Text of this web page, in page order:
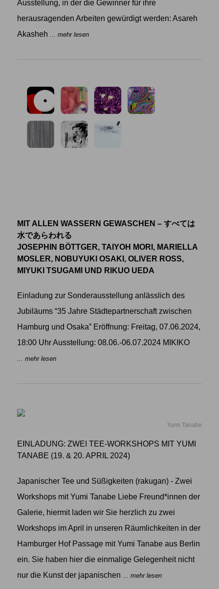
Ausstellung, in der die Gewinner für ihre
herausragenden Arbeiten gewürdigt werden: Asareh
Akasheh ... mehr lesen
MIT ALLEN WASSERN GEWASCHEN – すべては
水であらわれる
JOSEPHIN BÖTTGER, TAIYOH MORI, MARIELLA
MOSLER, NOBUYUKI OSAKI, OLIVER ROSS,
MIYUKI TSUGAMI UND RIKUO UEDA
Einladung zur Sonderausstellung anlässlich des
Jubiläums “35 Jahre Städtepartnerschaft zwischen
Hamburg und Osaka” Eröffnung: Freitag, 07.06.2024,
18:00 Uhr Ausstellung: 08.06.-06.07.2024 MIKIKO
... mehr lesen
Yumi Tanabe
EINLADUNG: ZWEI TEE-WORKSHOPS MIT YUMI
TANABE (19. & 20. APRIL 2024)
Japanischer Tee und Süßigkeiten (rakugan) - Zwei
Workshops mit Yumi Tanabe Liebe Freund*innen der
Galerie, hiermit laden wir Sie herzlich zu zwei
Workshops im April in unseren Räumlichkeiten in der
Hamburger Hof Passage mit Yumi Tanabe aus Berlin
ein. Sie haben hier die einmalige Gelegenheit nicht
nur die Kunst der japanischen
... mehr lesen